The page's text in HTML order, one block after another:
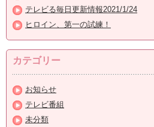
テレビる毎日更新情報2021/1/24
ヒロイン、第一の試練！
カテゴリー
お知らせ
テレビ番組
未分類